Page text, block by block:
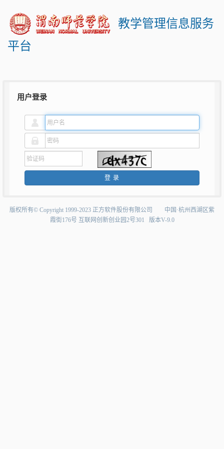
教学管理信息服务
平台
用户登录
登录
版权所有©Copyright1999-2023正方软件股份有限公司中国·杭州西湖区紫
霞街176号互联网创新创业园2号301版本V-9.0